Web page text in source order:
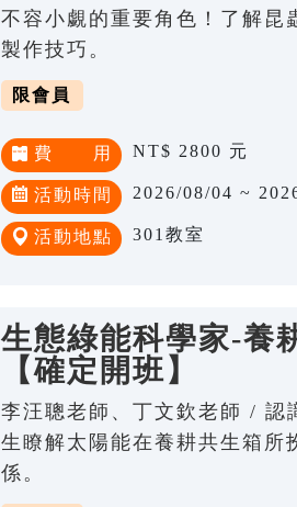
不容小覷的重要角色！了解昆
製作技巧。
限會員
費 用 NT$ 2800 元
活動時間 2026/08/04 ~
活動地點 301教室
生態綠能科學家-養
【確定開班】
李汪聰老師、丁文欽老師 / 認
生瞭解太陽能在養耕共生箱所
係。